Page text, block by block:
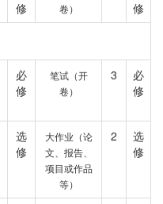
修
卷）
修
必
修
笔试（开
卷）
3
必
修
选
修
大作业（论
文、报告、
项目或作品
等）
2
选
修